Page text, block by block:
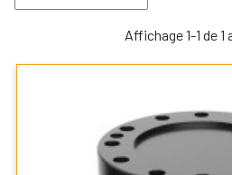
Affichage 1-1 de 1